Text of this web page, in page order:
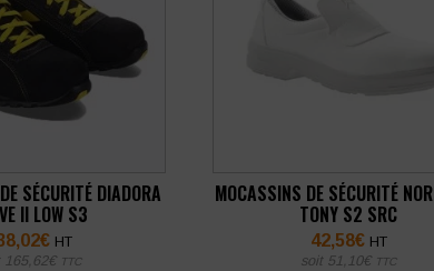
SÉCURITÉ DIADORA
II LOW S3
€ HT
165,62€ TTC
MOCASSINS DE SÉCURITÉ
TONY S2 SRC
42,58€ HT
soit 51,10€ TTC